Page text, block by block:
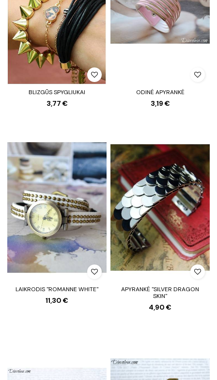
BLIZGŪS SPYGLIUKAI
3,77 €
ODINĖ APYRANKĖ
3,19 €
LAIKRODIS "ROMANNE WHITE"
11,30 €
APYRANKĖ "SILVER DRAGON
SKIN"
4,90 €